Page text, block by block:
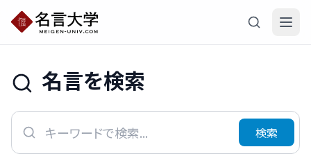
名言を検索
検索